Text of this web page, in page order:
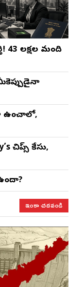
43 లక్షల మంది
ఉంచాలో,
చిప్స్‌ కేసు,
ఇంకా చదవండి